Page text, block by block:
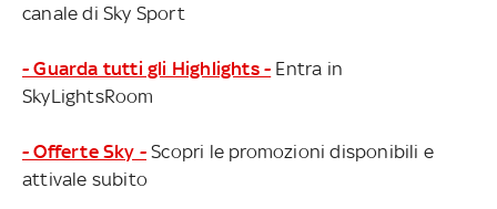
canale di Sky Sport
- Guarda tutti gli Highlights - Entra in
SkyLightsRoom
- Offerte Sky - Scopri le promozioni disponibili e
attivale subito